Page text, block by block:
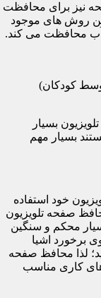
نیز برای محافظت
روش های موجود
آب محافظت می کند.
کودکان)
بسیار
بسیار مهم
خود استفاده
صفحه تلویزیون
محکم و سنگین
برخورد اشیا
لذا محافظ صفحه
های کاری مناسب